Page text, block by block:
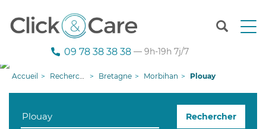
T
n
09 78 38 38 38 — 9h-19h 7j/7
Accueil Recherche aide à domicile Bretagne Morbihan Plouay
Rechercher